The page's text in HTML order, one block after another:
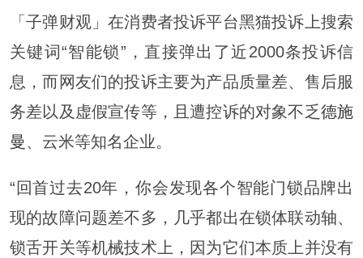
「子弹财观」在消费者投诉平台黑猫投诉上搜索
关键词“智能锁”，直接弹出了近2000条投诉信
息，而网友们的投诉主要为产品质量差、售后服
务差以及虚假宣传等，且遭控诉的对象不乏德施
曼、云米等知名企业。
“回首过去20年，你会发现各个智能门锁品牌出
现的故障问题差不多，几乎都出在锁体联动轴、
锁舌开关等机械技术上，因为它们本质上并没有